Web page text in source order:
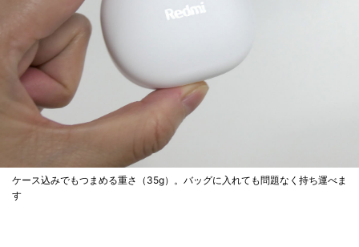
ケース込みでもつまめる重さ（35g）。バッグに入れても問題なく持ち運べま
す